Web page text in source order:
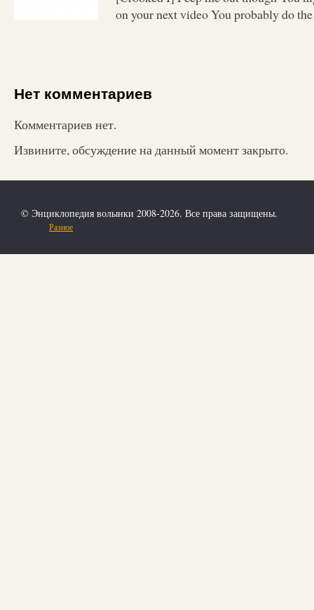
on your next video You probably do
Нет комментариев
Комментариев нет.
Извините, обсуждение на данный момент закрыто.
© Энциклопедия волынки 2008-2026. Все права защищены.
Разное